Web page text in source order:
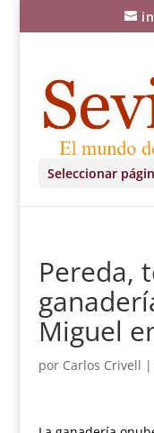
Seleccionar
Pereda,
Miguel
por Carlos Crivell |